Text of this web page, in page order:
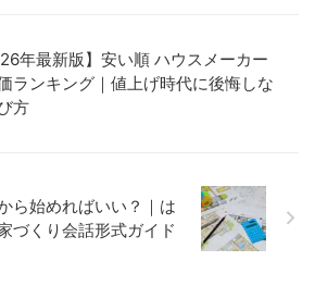
年最新版】安い順 ハウスメーカー
ランキング｜値上げ時代に後悔しな
方
ら始めればいい？｜は
づくり会話形式ガイド